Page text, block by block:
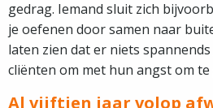
gedrag. Iemand sluit zich
je oefenen door samen naar
laten zien dat er niets
cliënten om met hun angst om te
Al vijftien jaar volop